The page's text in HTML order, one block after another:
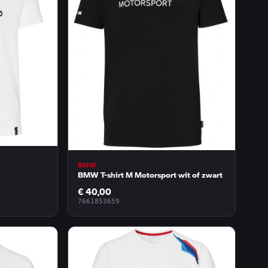
BMW
BMW T-shirt M Motorsport wit of zwart
€ 40,00
7661853659